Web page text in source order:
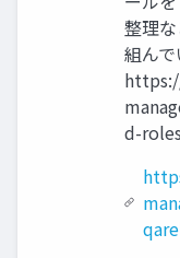
整理
組んで
d-